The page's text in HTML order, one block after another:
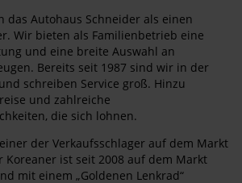
das Autohaus Schneider als einen
Wir bieten als Familienbetrieb eine
und eine breite Auswahl an
Bereits seit 1987 sind wir in der
schreiben Service groß. Hinzu
und zahlreiche
die sich lohnen.
der Verkaufsschlager auf dem Markt
Koreaner ist seit 2008 auf dem Markt
mit einem „Goldenen Lenkrad“